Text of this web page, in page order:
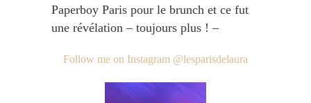
Paperboy Paris pour le brunch et ce fut
une révélation – toujours plus ! –
Follow me on Instagram @lesparisdelaura